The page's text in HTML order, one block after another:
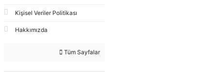
Kişisel Veriler Politikası
Hakkımızda
Tüm Sayfalar